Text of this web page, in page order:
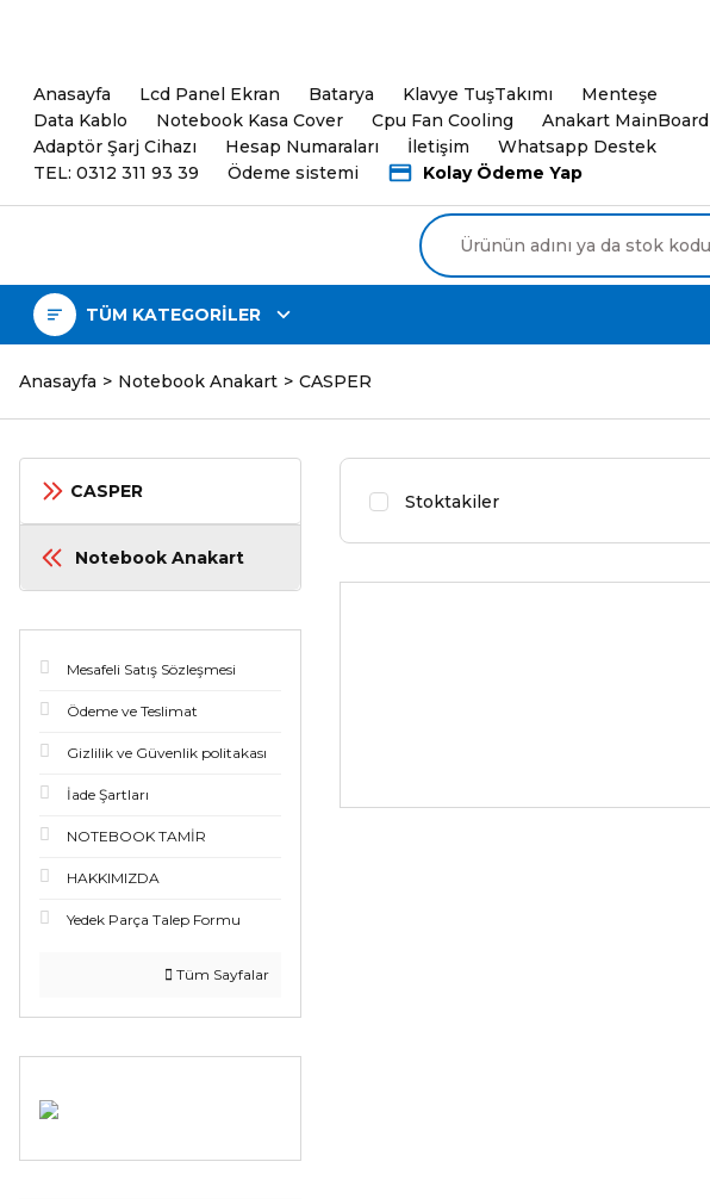
Anasayfa Lcd Panel Ekran Batarya Klavye TuşTakımı
Menteşe
Data Kablo
Notebook Kasa Cover Cpu Fan Cooling
Anakart MainBoard
Adaptör Şarj Cihazı
Hesap Numaraları İletişim
Whatsapp Destek
TEL: 0312 311 93 39
Ödeme sistemi Kolay Ödeme Yap
TÜM KATEGORİLER
Anasayfa Notebook Anakart CASPER
CASPER
Notebook Anakart
Mesafeli Satış Sözleşmesi
Ödeme ve Teslimat
Gizlilik ve Güvenlik politakası
İade Şartları
NOTEBOOK TAMİR
HAKKIMIZDA
Yedek Parça Talep Formu
Tüm Sayfalar
Stoktakiler